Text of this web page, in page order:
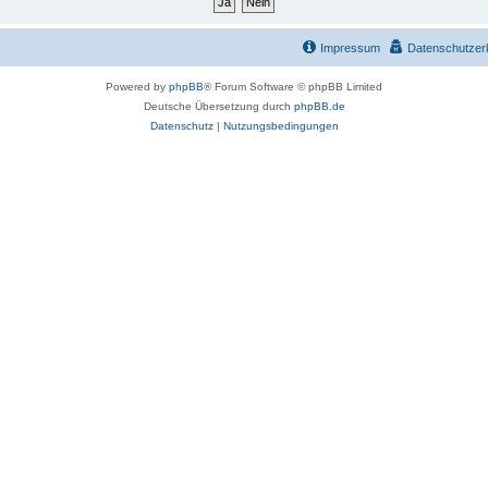
Impressum
Powered by phpBB® Forum Software © phpBB Limited
Deutsche Übersetzung durch phpBB.de
Datenschutz| Nutzungsbedingungen